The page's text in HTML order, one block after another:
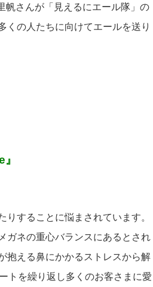
帆さんが「見えるにエール隊」の
くの人たちに向けてエールを送り
することに悩まされています。
ガネの重心バランスにあるとされ
抱える鼻にかかるストレスから解
トを繰り返し多くのお客さまに愛